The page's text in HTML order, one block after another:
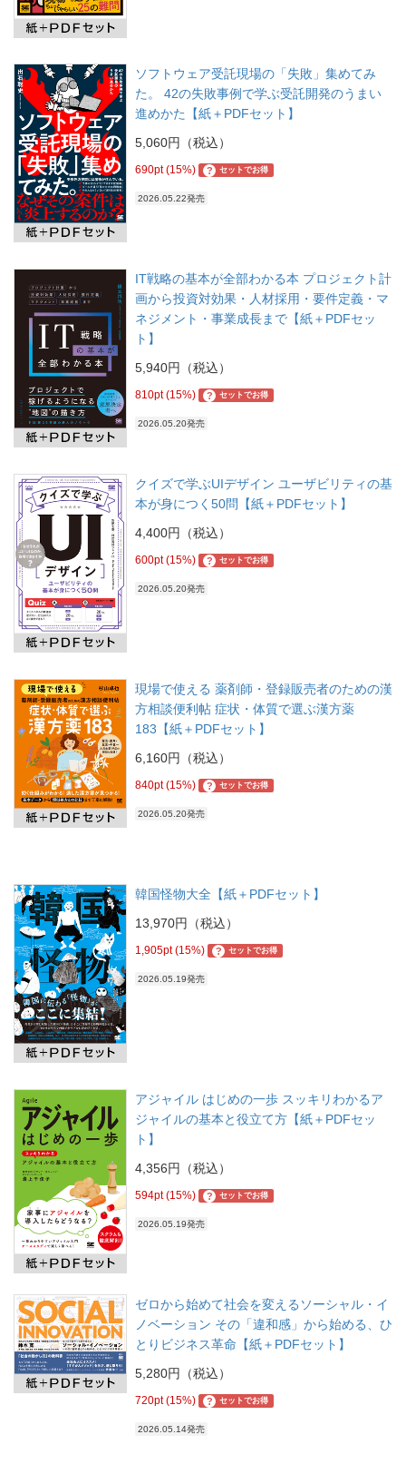
ソフトウェア受託現場の「失敗」集めてみ
た。 42の失敗事例で学ぶ受託開発のうまい
進めかた【紙＋PDFセット】
5,060円（税込）
690pt (15%) ? セットでお得
2026.05.22発売
IT戦略の基本が全部わかる本 プロジェクト計
画から投資対効果・人材採用・要件定義・マ
ネジメント・事業成長まで【紙＋PDFセッ
ト】
5,940円（税込）
810pt (15%) ? セットでお得
2026.05.20発売
クイズで学ぶUIデザイン ユーザビリティの基
本が身につく50問【紙＋PDFセット】
4,400円（税込）
600pt (15%) ? セットでお得
2026.05.20発売
現場で使える 薬剤師・登録販売者のための漢
方相談便利帖 症状・体質で選ぶ漢方薬
183【紙＋PDFセット】
6,160円（税込）
840pt (15%) ? セットでお得
2026.05.20発売
韓国怪物大全【紙＋PDFセット】
13,970円（税込）
1,905pt (15%) ? セットでお得
2026.05.19発売
アジャイル はじめの一歩 スッキリわかるア
ジャイルの基本と役立て方【紙＋PDFセッ
ト】
4,356円（税込）
594pt (15%) ? セットでお得
2026.05.19発売
ゼロから始めて社会を変えるソーシャル・イ
ノベーション その「違和感」から始める、ひ
とりビジネス革命【紙＋PDFセット】
5,280円（税込）
720pt (15%) ? セットでお得
2026.05.14発売